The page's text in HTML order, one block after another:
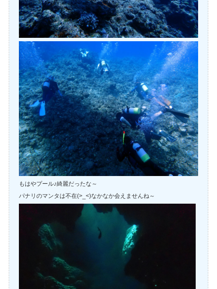
もはやプール♪綺麗だったな～
パナリのマンタは不在(>_<)なかなか会えませんね～